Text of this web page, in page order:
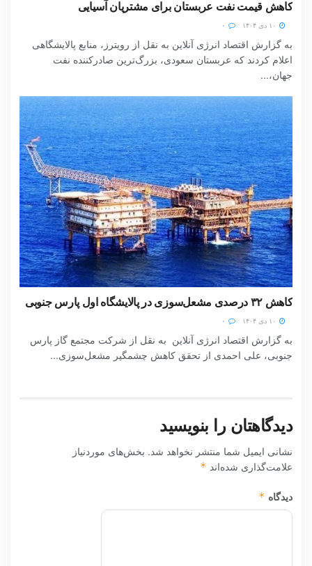
کاهش قیمت نفت عربستان برای مشتریان آسیایی
به گزارش اقتصاد انرژی آنلاین به نقل از رویترز، منابع پالایشگاهی
اعلام کردند که عربستان سعودی، بزرگ‌ترین صادرکننده نفت
جهان،...
کاهش ۳۲ درصدی مشعل‌سوزی در پالایشگاه اول پارس جنوبی
به گزارش اقتصاد انرژی آنلاین به نقل از شرکت مجتمع گاز پارس
جنوبی، علی احمدی از تحقق کاهش چشمگیر مشعل‌سوزی...
دیدگاهتان را بنویسید
نشانی ایمیل شما منتشر نخواهد شد. بخش‌های موردنیاز
علامت‌گذاری شده‌اند *
دیدگاه *